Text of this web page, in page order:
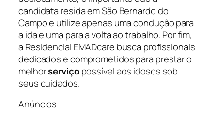
candidata resida em São Bernardo do
Campo e utilize apenas uma condução para
a ida e uma para a volta ao trabalho. Por fim,
a Residencial EMADcare busca profissionais
dedicados e comprometidos para prestar o
melhorserviçopossível aos idosos sob
seus cuidados.
Anúncios